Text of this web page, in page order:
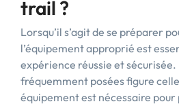
trail ?
Lorsqu’il s’agit de se préparer
l’équipement approprié est
expérience réussie et
fréquemment posées figure
équipement est nécessaire